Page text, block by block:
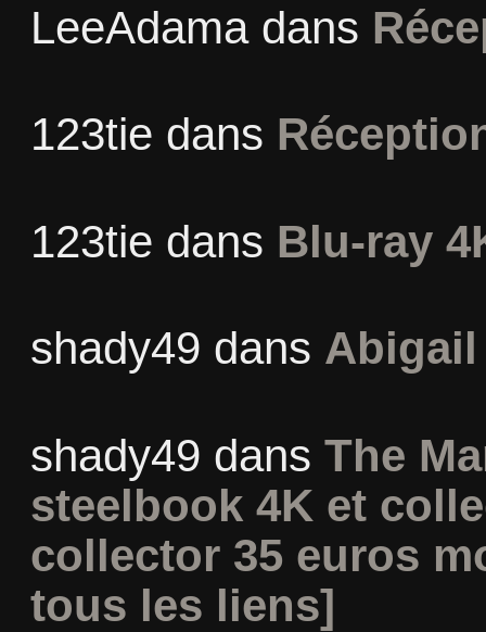
LeeAdamadans
123tie dans
123tie dans Blu-ray
shady49 dans
shady49 dans The
steelbook 4K et
collector 35 euros
tous les liens]